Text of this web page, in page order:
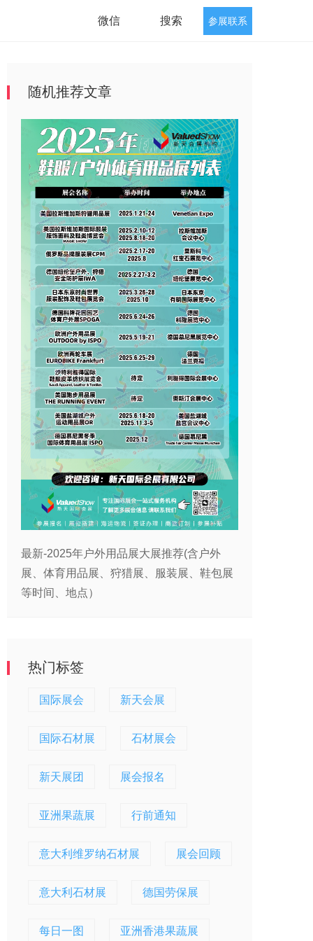
微信 搜索 参展联系
随机推荐文章
最新-2025年户外用品展大展推荐(含户外
展、体育用品展、狩猎展、服装展、鞋包展
等时间、地点）
热门标签
国际展会 新天会展
国际石材展 石材展会
新天展团 展会报名
亚洲果蔬展 行前通知
意大利维罗纳石材展 展会回顾
意大利石材展 德国劳保展
每日一图 亚洲香港果蔬展